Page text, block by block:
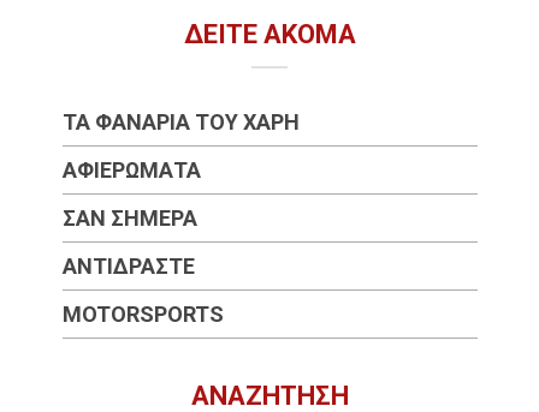
ΔΕΊΤΕ ΑΚΌΜΑ
ΤΑ ΦΑΝΆΡΙΑ ΤΟΥ ΧΆΡΗ
ΑΦΙΕΡΏΜΑΤΑ
ΣΑΝ ΣΉΜΕΡΑ
ΑΝΤΙΔΡΆΣΤΕ
MOTORSPORTS
ΑΝΑΖΉΤΗΣΗ